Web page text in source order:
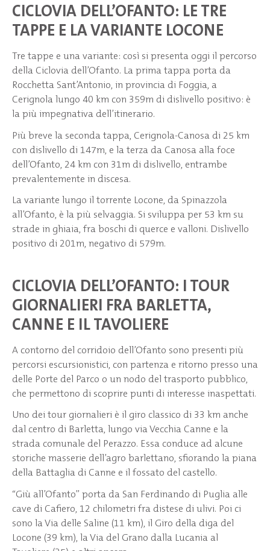
CICLOVIA DELL’OFANTO: LE TRE
TAPPE E LA VARIANTE LOCONE
Tre tappe e una variante: così si presenta oggi il percorso
della Ciclovia dell’Ofanto. La prima tappa porta da
Rocchetta Sant’Antonio, in provincia di Foggia, a
Cerignola lungo 40 km con 359m di dislivello positivo: è
la più impegnativa dell’itinerario.
Più breve la seconda tappa, Cerignola-Canosa di 25 km
con dislivello di 147m, e la terza da Canosa alla foce
dell’Ofanto, 24 km con 31m di dislivello, entrambe
prevalentemente in discesa.
La variante lungo il torrente Locone, da Spinazzola
all’Ofanto, è la più selvaggia. Si sviluppa per 53 km su
strade in ghiaia, fra boschi di querce e valloni. Dislivello
positivo di 201m, negativo di 579m.
CICLOVIA DELL’OFANTO: I TOUR
GIORNALIERI FRA BARLETTA,
CANNE E IL TAVOLIERE
A contorno del corridoio dell’Ofanto sono presenti più
percorsi escursionistici, con partenza e ritorno presso una
delle Porte del Parco o un nodo del trasporto pubblico,
che permettono di scoprire punti di interesse inaspettati.
Uno dei tour giornalieri è il giro classico di 33 km anche
dal centro di Barletta, lungo via Vecchia Canne e la
strada comunale del Perazzo. Essa conduce ad alcune
storiche masserie dell’agro barlettano, sfiorando la piana
della Battaglia di Canne e il fossato del castello.
“Giù all’Ofanto” porta da San Ferdinando di Puglia alle
cave di Cafiero, 12 chilometri fra distese di ulivi. Poi ci
sono la Via delle Saline (11 km), il Giro della diga del
Locone (39 km), la Via del Grano dalla Lucania al